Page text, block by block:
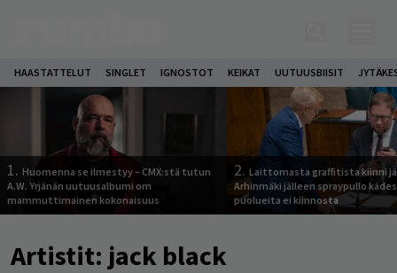
HAASTATTELUT SINGLET IGNOSTOT KEIKAT UUTUUSBIISIT
1. Huomenna se ilmestyy – CMX:stä tutun
A.W. Yrjänän uutuusalbumi om
mammuttimainen kokonaisuus
2. Laittomasta graffitista kiinni
Arhinmäki jälleen spraypullo
puolueita ei kiinnosta
Artistit: jack black